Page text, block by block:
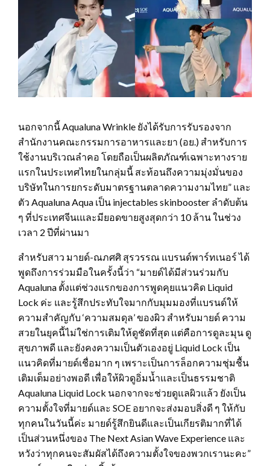
นอกจากนี้ Aqualuna Wrinkle ยังได้รับการรับรองจาก
สำนักงานคณะกรรมการอาหารและยา (อย.) สำหรับการ
ใช้งานบริเวณลำคอ โดยถือเป็นผลิตภัณฑ์เฉพาะทางราย
แรกในประเทศไทยในกลุ่มนี้ สะท้อนถึงความมุ่งมั่นของ
บริษัทในการยกระดับมาตรฐานตลาดความงามไทย” และ
ตัว Aqualuna Aqua เป็น injectables skinbooster ลำดับต้น
ๆ ที่ประเทศจีนเและมียอดขายสูงสุดกว่า 10 ล้าน ในช่วง
เวลา 2 ปีที่ผ่านมา
สำหรับสาว มายด์-ณภศศิ สุรวรรณ แบรนด์พาร์ทเนอร์ ได้
พูดถึงการร่วมมือในครั้งนี้ว่า “มายด์ได้มีส่วนร่วมกับ
Aqualuna ตั้งแต่ช่วงแรกของการพูดคุยแนวคิด Liquid
Lock ค่ะ และรู้สึกประทับใจมากกับมุมมองที่แบรนด์ให้
ความสำคัญกับ ‘ความสมดุล’ ของผิว สำหรับมายด์ ความ
สวยในยุคนี้ไม่ใช่การเติมให้ดูชัดที่สุด แต่คือการดูละมุน ดู
สุขภาพดี และยังคงความเป็นตัวเองอยู่ Liquid Lock เป็น
แนวคิดที่มายด์เชื่อมาก ๆ เพราะเป็นการล็อกความชุ่มชื้น
เติมเต็มอย่างพอดี เพื่อให้ผิวดูอิ่มน้ำและเป็นธรรมชาติ
Aqualuna Liquid Lock นอกจากจะช่วยดูแลผิวแล้ว ยังเป็น
ความตั้งใจที่มายด์และ SOE อยากจะส่งมอบสิ่งดี ๆ ให้กับ
ทุกคนในวันนี้ค่ะ มายด์รู้สึกยินดีและเป็นเกียรติมากที่ได้
เป็นส่วนหนึ่งของ The Next Asian Wave Experience และ
หวังว่าทุกคนจะสัมผัสได้ถึงความตั้งใจของพวกเรานะคะ”